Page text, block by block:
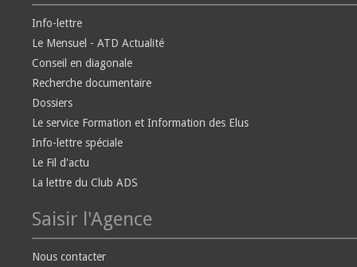
Info-lettre
Le Mensuel - ATD Actualité
Conseil en diagonale
Recherche documentaire
Dossiers
Le service Formation et Information des Elus
Info-lettre spéciale
Le Fil d'actu
La lettre du Club ADS
Saisir l'Agence
Nous contacter